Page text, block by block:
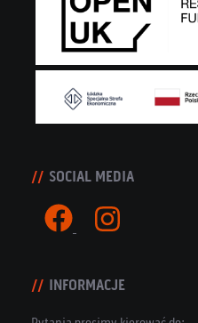
SOCIAL MEDIA
INFORMACJE